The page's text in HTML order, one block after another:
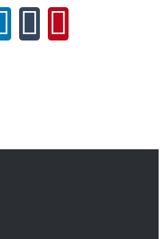
LinkedIn
Tumblr